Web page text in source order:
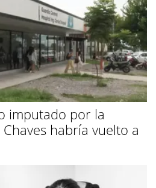
imputado por la
habría vuelto a